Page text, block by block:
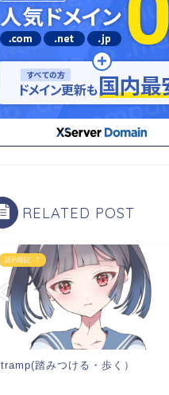
RELATED POST
語呂暗記 - T
tramp(踏みつける・歩く）